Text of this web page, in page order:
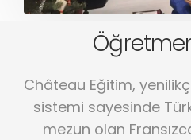
Château Eğitim,
sistemi sayesinde
mezun olan